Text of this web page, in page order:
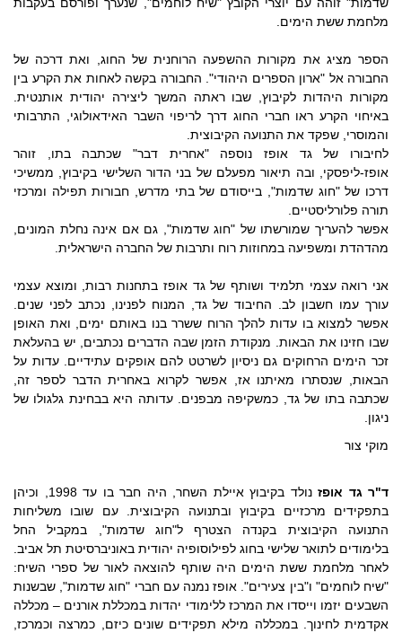
מלחמת ששת הימים.
הספר מציג את מקורות ההשפעה הרוחנית של החוג, ואת דרכה של
החבורה אל "ארון הספרים היהודי". החבורה בקשה לאחות את הקרע בין
מקורות היהדות לקיבוץ, שבו ראתה המשך ליצירה יהודית אותנטית.
באיחוי הקרע ראו חברי החוג דרך לריפוי השבר האידאולוגי, התרבותי
והמוסרי, שפקד את התנועה הקיבוצית.
לחיבורו של גד אופז נוספה "אחרית דבר" שכתבה בתו, זוהר
אופז-ליפסקי, ובה תיאור מפעלם של בני הדור השלישי בקיבוץ, ממשיכי
דרכו של "חוג שדמות", בייסודם של בתי מדרש, חבורות תפילה ומרכזי
תורה פלורליסטיים.
אפשר להעריך שמורשתו של "חוג שדמות", גם אם אינה נחלת המונים,
מהדהדת ומשפיעה במחוזות רוח ותרבות של החברה הישראלית.
אני רואה עצמי תלמיד ושותף של גד אופז בתחנות רבות, ומוצא עצמי
עורך עמו חשבון לב. החיבוד של גד, המנוח לפנינו, נכתב לפני שנים.
אפשר למצוא בו עדות להלך הרוח ששרר בנו באותם ימים, ואת האופן
שבו חזינו את הבאות. מנקודת הזמן שבה הדברים נכתבים, יש בהעלאת
זכר הימים הרחוקים גם ניסיון לשרטט להם אופקים עתידיים. עדות על
הבאות, שנסתרו מאיתנו אז, אפשר לקרוא באחרית הדבר לספר זה,
שכתבה בתו של גד, כמשקיפה מבפנים. עדותה היא בבחינת גלגולו של
ניגון.
מוקי צור
ד"ר גד אופז
נולד בקיבוץ איילת השחר, היה חבר בו עד 1998, וכיהן
בתפקידים מרכזיים בקיבוץ ובתנועה הקיבוצית. עם שובו משליחות
התנועה הקיבוצית בקנדה הצטרף ל"חוג שדמות", במקביל החל
בלימודים לתואר שלישי בחוג לפילוסופיה יהודית באוניברסיטת תל אביב.
לאחר מלחמת ששת הימים היה שותף להוצאה לאור של ספרי השיח:
"שיח לוחמים" ו"בין צעירים". אופז נמנה עם חברי "חוג שדמות", שבשנות
השבעים יזמו וייסדו את המרכז ללימודי יהדות במכללת אורנים – מכללה
אקדמית לחינוך. במכללה מילא תפקידים שונים כיזם, כמרצה וכמרכז,